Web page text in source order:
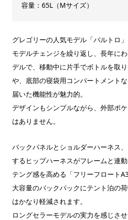
容量：65L（Mサイズ）
グレゴリーの人気モデル「バルトロ」
モデルチェンジを繰り返し、長年に
デルで、移動中に片手でボトルを取
や、底部の寝袋用コンパートメント
届いた機能性が魅力的。
デザインもシンプルながら、外部ポ
はありません。
バックパネルとショルダーハーネス
するヒップハーネスがフレームと連
テング感を高める「フリーフロート
大容量のバックパックにテント泊の
はかなり軽減されます。
ロングセラーモデルの実力を感じさせ